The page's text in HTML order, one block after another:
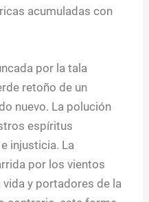
acumuladas con
por la tala
retoño de un
nuevo. La polución
espíritus
injusticia. La
por los vientos
vida y portadores de la